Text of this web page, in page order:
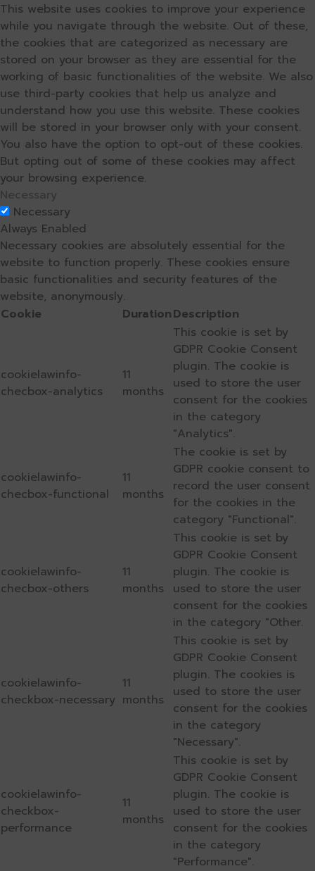
This website uses cookies to improve your experience
while you navigate through the website. Out of these,
the cookies that are categorized as necessary are
stored on your browser as they are essential for the
working of basic functionalities of the website. We also
use third-party cookies that help us analyze and
understand how you use this website. These cookies
will be stored in your browser only with your consent.
You also have the option to opt-out of these cookies.
But opting out of some of these cookies may affect
your browsing experience.
Necessary
Necessary
Always Enabled
Necessary cookies are absolutely essential for the
website to function properly. These cookies ensure
basic functionalities and security features of the
website, anonymously.
Cookie
DurationDescription
cookielawinfo-
checbox-analytics
11
months
This cookie is set by
GDPR Cookie Consent
plugin. The cookie is
used to store the user
consent for the cookies
in the category
"Analytics".
cookielawinfo-
checbox-functional
11
months
The cookie is set by
GDPR cookie consent to
record the user consent
for the cookies in the
category "Functional".
cookielawinfo-
checbox-others
11
months
This cookie is set by
GDPR Cookie Consent
plugin. The cookie is
used to store the user
consent for the cookies
in the category "Other.
cookielawinfo-
checkbox-necessary
11
months
This cookie is set by
GDPR Cookie Consent
plugin. The cookies is
used to store the user
consent for the cookies
in the category
"Necessary".
cookielawinfo-
checkbox-
performance
11
months
This cookie is set by
GDPR Cookie Consent
plugin. The cookie is
used to store the user
consent for the cookies
in the category
"Performance".